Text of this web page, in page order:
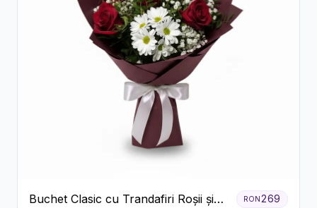
Buchet Clasic cu Trandafiri Roșii și
RON269